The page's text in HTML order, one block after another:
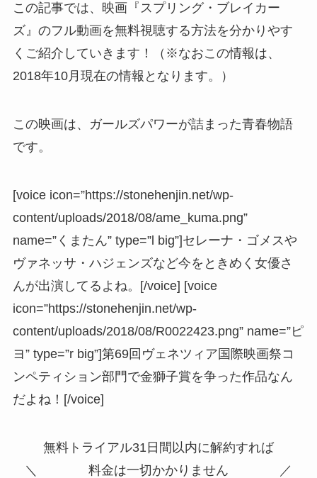
この記事では、映画『スプリング・ブレイカー
ズ』のフル動画を無料視聴する方法を分かりやす
くご紹介していきます！（※なおこの情報は、
2018年10月現在の情報となります。）
この映画は、ガールズパワーが詰まった青春物語
です。
[voice icon=”https://stonehenjin.net/wp-
content/uploads/2018/08/ame_kuma.png”
name=”くまたん” type=”l big”]セレーナ・ゴメスや
ヴァネッサ・ハジェンズなど今をときめく女優さ
んが出演してるよね。[/voice] [voice
icon=”https://stonehenjin.net/wp-
content/uploads/2018/08/R0022423.png” name=”ピ
ヨ” type=”r big”]第69回ヴェネツィア国際映画祭コ
ンペティション部門で金獅子賞を争った作品なん
だよね！[/voice]
無料トライアル31日間以内に解約すれば
＼ 料金は一切かかりません ／